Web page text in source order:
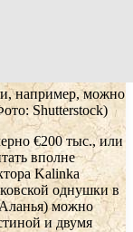
например, можно
Shutterstock)
€200 тыс., или
вполне
Kalinka
однушки в
можно
и двумя